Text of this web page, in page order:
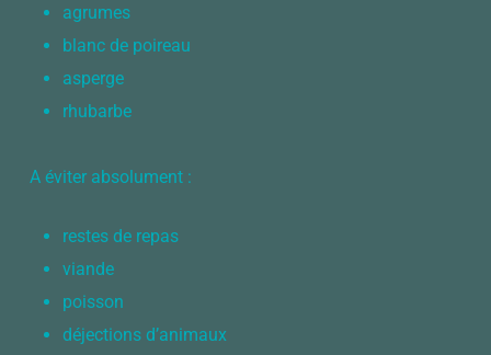
agrumes
blanc de poireau
asperge
rhubarbe
A éviter absolument :
restes de repas
viande
poisson
déjections d’animaux